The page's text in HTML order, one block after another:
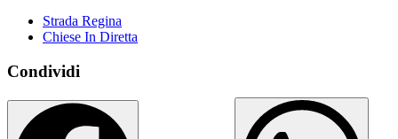
Strada Regina
Chiese In Diretta
Condividi